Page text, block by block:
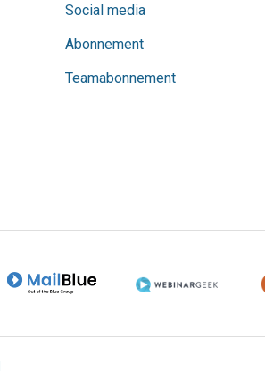
Social media
Abonnement
Teamabonnement